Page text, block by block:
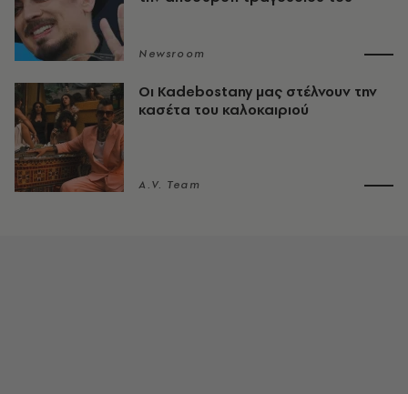
Newsroom
Οι Kadebostany μας στέλνουν την
κασέτα του καλοκαιριού
A.V. Team